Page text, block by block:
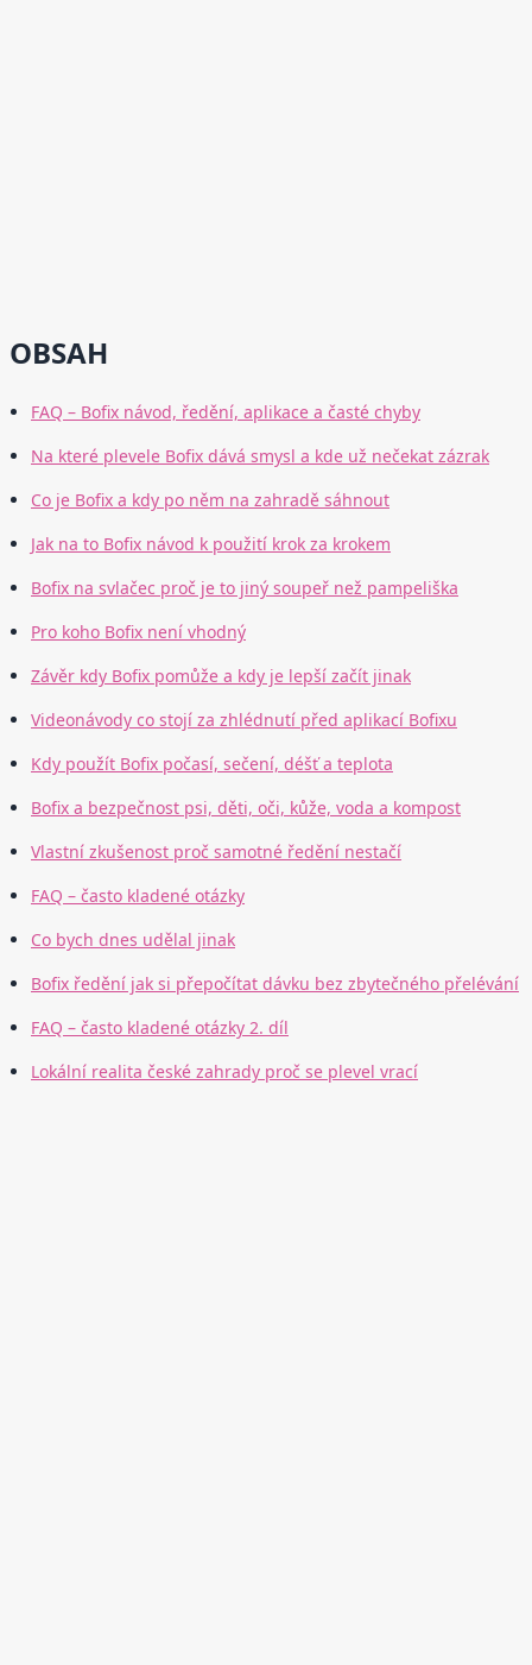
OBSAH
FAQ – Bofix návod, ředění, aplikace a časté chyby
Na které plevele Bofix dává smysl a kde už nečekat zázrak
Co je Bofix a kdy po něm na zahradě sáhnout
Jak na to Bofix návod k použití krok za krokem
Bofix na svlačec proč je to jiný soupeř než pampeliška
Pro koho Bofix není vhodný
Závěr kdy Bofix pomůže a kdy je lepší začít jinak
Videonávody co stojí za zhlédnutí před aplikací Bofixu
Kdy použít Bofix počasí, sečení, déšť a teplota
Bofix a bezpečnost psi, děti, oči, kůže, voda a kompost
Vlastní zkušenost proč samotné ředění nestačí
FAQ – často kladené otázky
Co bych dnes udělal jinak
Bofix ředění jak si přepočítat dávku bez zbytečného přelévání
FAQ – často kladené otázky 2. díl
Lokální realita české zahrady proč se plevel vrací